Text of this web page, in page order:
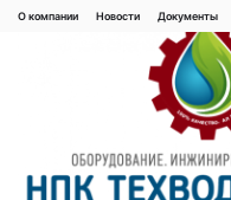
Перейти
О компании Новости Документы